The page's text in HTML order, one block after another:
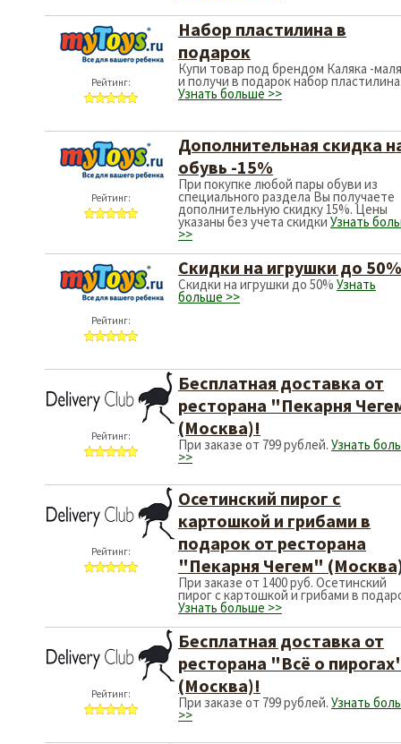
Рейтинг:
Набор пластилина в
подарок
Купи товар под брендом Каляка -
и получи в подарок набор
Узнать больше >>
Рейтинг:
Дополнительная скидка
обувь -15%
При покупке любой пары обуви из
специального раздела Вы получаете
дополнительную скидку 15%. Цены
указаны без учета скидки Узнать
>>
Рейтинг:
Скидки на игрушки до 50%
Скидки на игрушки до 50% Узнать
больше >>
Рейтинг:
Бесплатная доставка от
ресторана "Пекарня
(Москва)!
При заказе от 799 рублей. Узнать
>>
Рейтинг:
Осетинский пирог с
картошкой и грибами в
подарок от ресторана
"Пекарня Чегем"
При заказе от 1400 руб. Осетинский
пирог с картошкой и грибами в
Узнать больше >>
Рейтинг:
Бесплатная доставка от
ресторана "Всё о
(Москва)!
При заказе от 799 рублей. Узнать
>>